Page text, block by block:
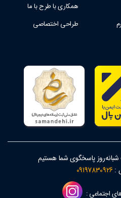
همکاری با طرح با ما
طراحی اختصاصی
:
09197830926
اجتماعی :